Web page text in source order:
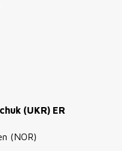
(UKR) ER
(NOR)